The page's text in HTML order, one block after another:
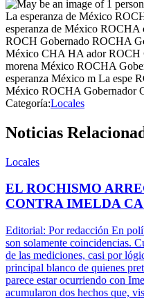
Categoría:Locales
Noticias
Locales
EL ROCHISMO
CONTRA IMELDA
Editorial: Por redacción En
son solamente coincidencias.
de las mediciones, casi por
principal blanco de quienes
parece estar ocurriendo con
acumularon dos hechos que,